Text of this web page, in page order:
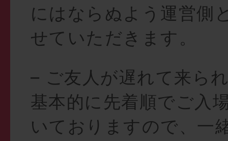
にはならぬよう運営側
せていただきます。
– ご友人が遅れて来ら
基本的に先着順でご入
いておりますので、一